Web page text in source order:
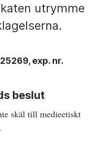
det till
MO
utrymme
exp. nr.
beslut
skäl till medieetiskt